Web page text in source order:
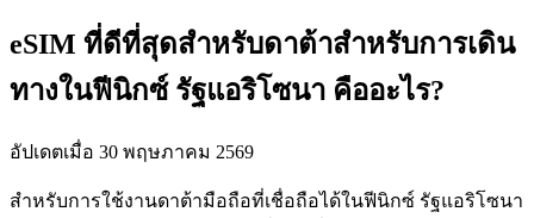
eSIM ที่ดีที่สุดสำหรับดาต้าสำหรับการเดิน
ทางในฟีนิกซ์ รัฐแอริโซนา คืออะไร?
อัปเดตเมื่อ 30 พฤษภาคม 2569
สำหรับการใช้งานดาต้ามือถือที่เชื่อถือได้ในฟีนิกซ์ รัฐแอริโซนา